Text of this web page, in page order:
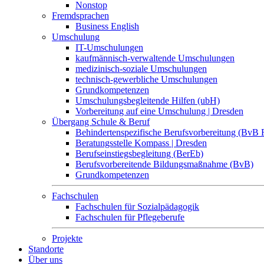
Nonstop
Fremdsprachen
Business English
Umschulung
IT-Umschulungen
kaufmännisch-verwaltende Umschulungen
medizinisch-soziale Umschulungen
technisch-gewerbliche Umschulungen
Grundkompetenzen
Umschulungsbegleitende Hilfen (ubH)
Vorbereitung auf eine Umschulung | Dresden
Übergang Schule & Beruf
Behindertenspezifische Berufsvorbereitung (BvB
Beratungsstelle Kompass | Dresden
Berufseinstiegsbegleitung (BerEb)
Berufsvorbereitende Bildungsmaßnahme (BvB)
Grundkompetenzen
Fachschulen
Fachschulen für Sozialpädagogik
Fachschulen für Pflegeberufe
Projekte
Standorte
Über uns